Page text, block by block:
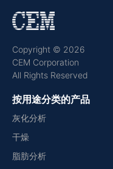
Copyright © 2026
CEM Corporation
All Rights Reserved
按用途分类的产品
灰化分析
干燥
脂肪分析